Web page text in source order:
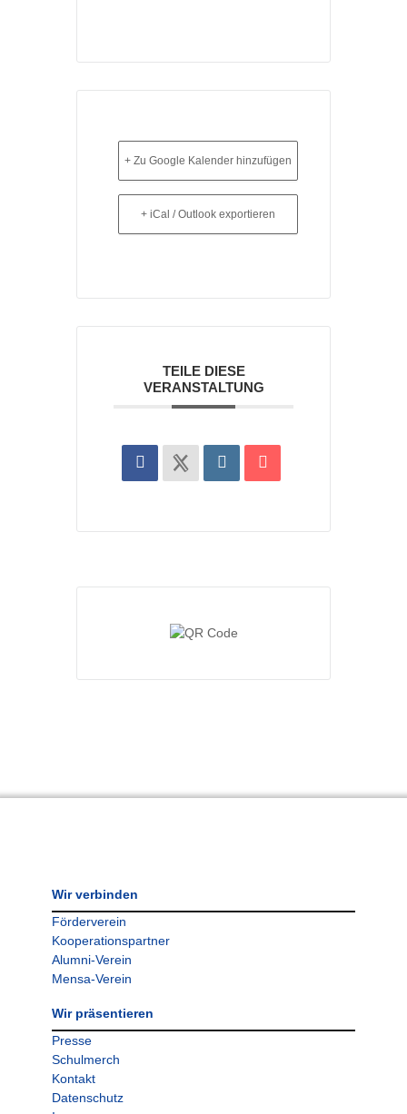
+ Zu Google Kalender hinzufügen
+ iCal / Outlook exportieren
TEILE DIESE
VERANSTALTUNG
Wir verbinden
Förderverein
Kooperationspartner
Alumni-Verein
Mensa-Verein
Wir präsentieren
Presse
Schulmerch
Kontakt
Datenschutz